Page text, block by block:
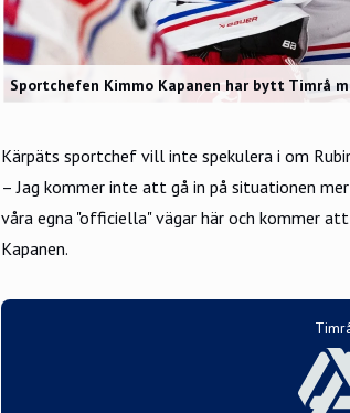
Sportchefen Kimmo Kapanen har bytt Timrå
Kärpäts sportchef vill inte spekulera i om
– Jag kommer inte att gå in på situationen
våra egna "officiella" vägar här och kommer
Kapanen.